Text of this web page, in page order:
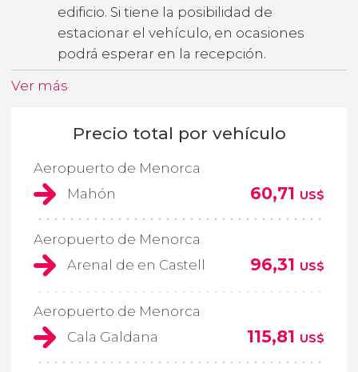
edificio. Si tiene la posibilidad de
estacionar el vehículo, en ocasiones
podrá esperar en la recepción.
Ver más
Precio total por vehículo
Aeropuerto de Menorca
Mahón
60,71 US$
Aeropuerto de Menorca
Arenal de en Castell
96,31 US$
Aeropuerto de Menorca
Cala Galdana
115,81 US$